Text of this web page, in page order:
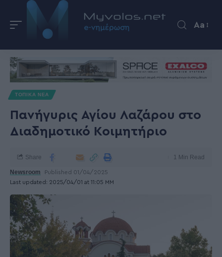
Aa
ΤΟΠΙΚΑ ΝΕΑ
Πανήγυρις Αγίου Λαζάρου στο
Διαδημοτικό Κοιμητήριο
Last updated: 2025/04/01 at 11:05 ΜΜ
Newsroom Published 01/04/2025
Share 1 Min Read